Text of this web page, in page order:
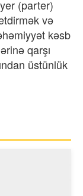
(parter)
və
kəsb
qarşı
üstünlük